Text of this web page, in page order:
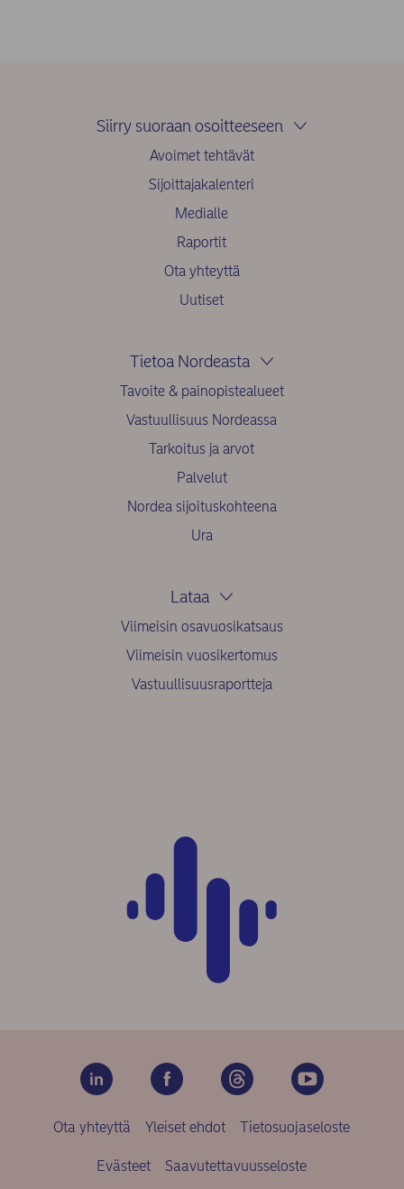
Siirry suoraan osoitteeseen
Avoimet tehtävät
Sijoittajakalenteri
Medialle
Raportit
Ota yhteyttä
Uutiset
Tietoa Nordeasta
Tavoite & painopistealueet
Vastuullisuus Nordeassa
Tarkoitus ja arvot
Palvelut
Nordea sijoituskohteena
Ura
Lataa
Viimeisin osavuosikatsaus
Viimeisin vuosikertomus
Vastuullisuusraportteja
Ota yhteyttä Yleiset ehdot Tietosuojaseloste
Evästeet Saavutettavuusseloste